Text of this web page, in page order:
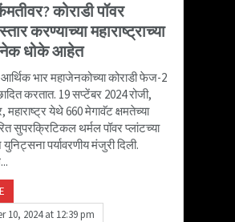
कोराडी पॉवर
करण्याच्या महाराष्ट्राच्या
धोके आहेत
भार महाजेनकोच्या कोराडी फेज-2
करतात. 19 सप्टेंबर 2024 रोजी,
महाराष्ट्र येथे 660 मेगावॅट क्षमतेच्या
सुपरक्रिटिकल थर्मल पॉवर प्लांटच्या
युनिट्सना पर्यावरणीय मंजुरी दिली.
10, 2024 at 12:39 pm